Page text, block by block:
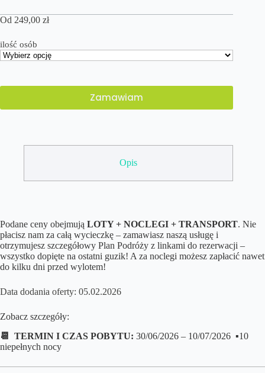
Od 249,00 zł
ilość osób
Zamawiam
Opis
Podane ceny obejmują LOTY + NOCLEGI + TRANSPORT. Nie
płacisz nam za całą wycieczkę – zamawiasz naszą usługę i
otrzymujesz szczegółowy Plan Podróży z linkami do rezerwacji –
wszystko dopięte na ostatni guzik! A za noclegi możesz zapłacić nawet
do kilku dni przed wylotem!
Data dodania oferty: 05.02.2026
Zobacz szczegóły:
📆 TERMIN I CZAS POBYTU: 30/06/2026 – 10/07/2026 ▪️10
niepełnych nocy